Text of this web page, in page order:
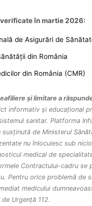
în martie 2026:
de Asigurări de
din România
din România (CMR)
și limitare a
informativ și educațional
sanitar. Platforma
de Ministerul
nu înlocuiesc sub
medical de
Contractului-cadru se
Pentru orice problemă de
medicului
Urgență 112.